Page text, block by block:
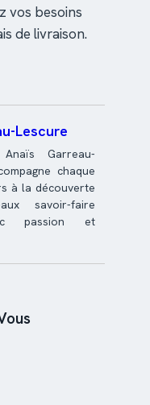
vos besoins
de livraison.
Lescure
Garreau-
chaque
à la découverte
savoir-faire
passion et